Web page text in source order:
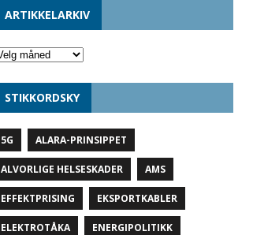
ARTIKKELARKIV
STIKKORDSKY
5G ALARA-PRINSIPPET
ALVORLIGE HELSESKADER AMS
EFFEKTPRISING EKSPORTKABLER
ELEKTROTÅKA ENERGIPOLITIKK